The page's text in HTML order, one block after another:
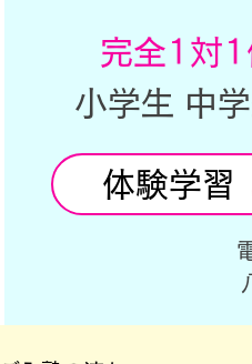
完全1対1
小学生 中
体験学習